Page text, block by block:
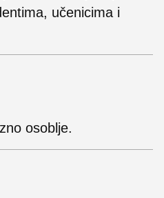
učenicima i
osoblje.